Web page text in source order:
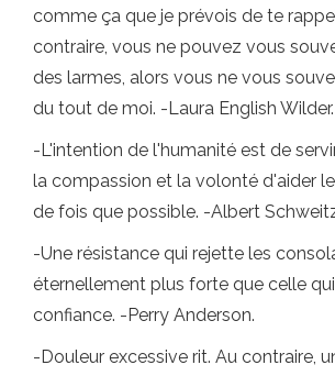
comme ça que je prévois de te
contraire, vous ne pouvez vous
des larmes, alors vous ne vous
du tout de moi. -Laura English Wilder.
-L'intention de l'humanité est de
la compassion et la volonté d'aider
de fois que possible. -Albert
-Une résistance qui rejette les
éternellement plus forte que celle
confiance. -Perry Anderson.
-Douleur excessive rit. Au contraire,